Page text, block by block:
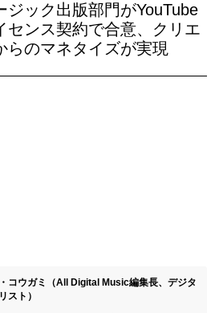
ジック出版部門がYouTube
センス契約で合意、クリエ
らのマネタイズが実現
コウガミ（All Digital Music編集長、デジタ
スト）